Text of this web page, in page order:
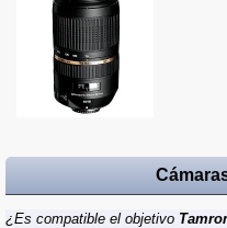
¿Es compatible el objetivo